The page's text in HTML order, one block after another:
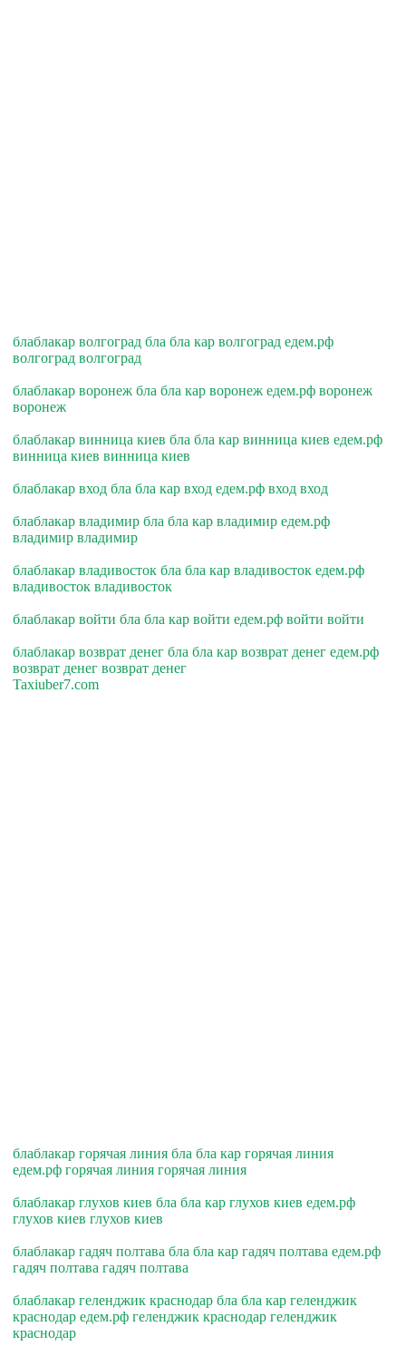
блаблакар волгоград бла бла кар волгоград едем.рф
волгоград волгоград
блаблакар воронеж бла бла кар воронеж едем.рф воронеж
воронеж
блаблакар винница киев бла бла кар винница киев едем.рф
винница киев винница киев
блаблакар вход бла бла кар вход едем.рф вход вход
блаблакар владимир бла бла кар владимир едем.рф
владимир владимир
блаблакар владивосток бла бла кар владивосток едем.рф
владивосток владивосток
блаблакар войти бла бла кар войти едем.рф войти войти
блаблакар возврат денег бла бла кар возврат денег едем.рф
возврат денег возврат денег
Taxiuber7.com
блаблакар горячая линия бла бла кар горячая линия
едем.рф горячая линия горячая линия
блаблакар глухов киев бла бла кар глухов киев едем.рф
глухов киев глухов киев
блаблакар гадяч полтава бла бла кар гадяч полтава едем.рф
гадяч полтава гадяч полтава
блаблакар геленджик краснодар бла бла кар геленджик
краснодар едем.рф геленджик краснодар геленджик
краснодар